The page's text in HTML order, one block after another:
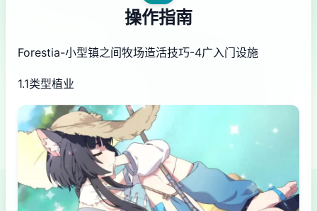
操作指南
Forestia-小型镇之间牧场造活技巧-4广入门设施
1.1类型植业